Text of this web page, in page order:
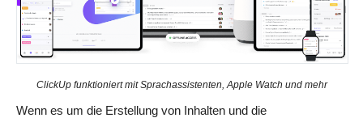
ClickUp funktioniert mit Sprachassistenten, Apple Watch und mehr
Wenn es um die Erstellung von Inhalten und die